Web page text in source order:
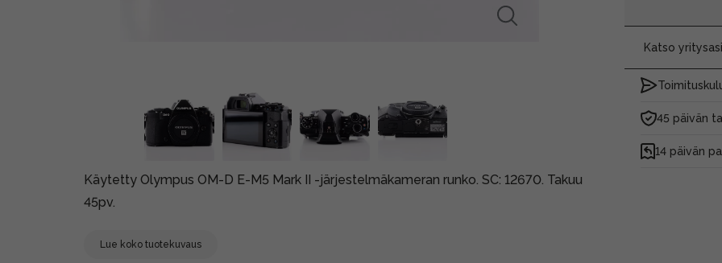
Käytetty Olympus OM-D E-M5 Mark II -järjestelmäkameran runko. SC: 12670. Takuu
45pv.
Lue koko tuotekuvaus
Katso
45 päivän
14 päivän